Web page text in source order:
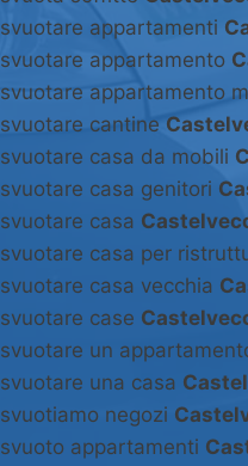
svuotare appartamenti
svuotare appartamento
svuotare appartamento
svuotare cantine
svuotare casa da mobili
svuotare casa genitori
svuotare casa
svuotare casa per
svuotare casa vecchia
svuotare case
svuotare un
svuotare una casa
svuotiamo negozi
svuoto appartamenti